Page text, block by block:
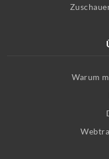
Warum